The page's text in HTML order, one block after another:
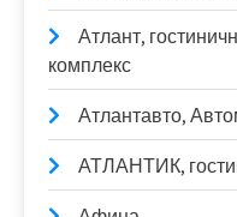
Атлант,
комплекс
Атлантавто,
АТЛАНТИК,